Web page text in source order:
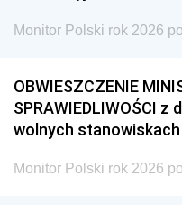
Monitor Polski rok 2026
OBWIESZCZENIE
SPRAWIEDLIWOŚCI z
wolnych
Monitor Polski rok 2026